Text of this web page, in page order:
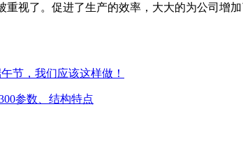
视了。促进了生产的效率，大大的为公司
节，我们应该这样做！
参数、结构特点